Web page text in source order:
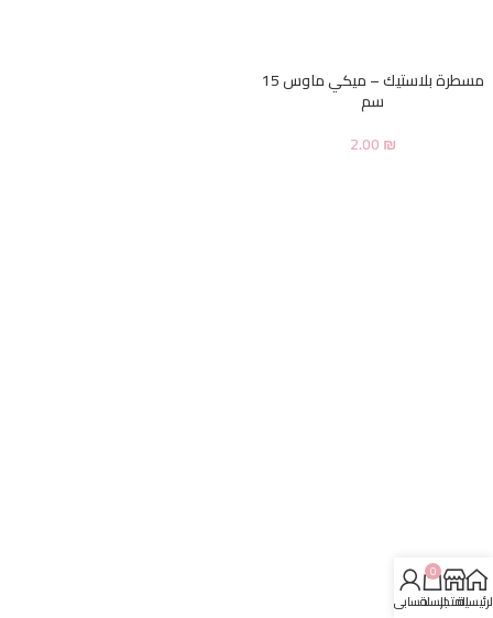
مسطرة بلاستيك – ميكي ماوس 15
سم
2.00₪
المتجر
0
السلةحسابي